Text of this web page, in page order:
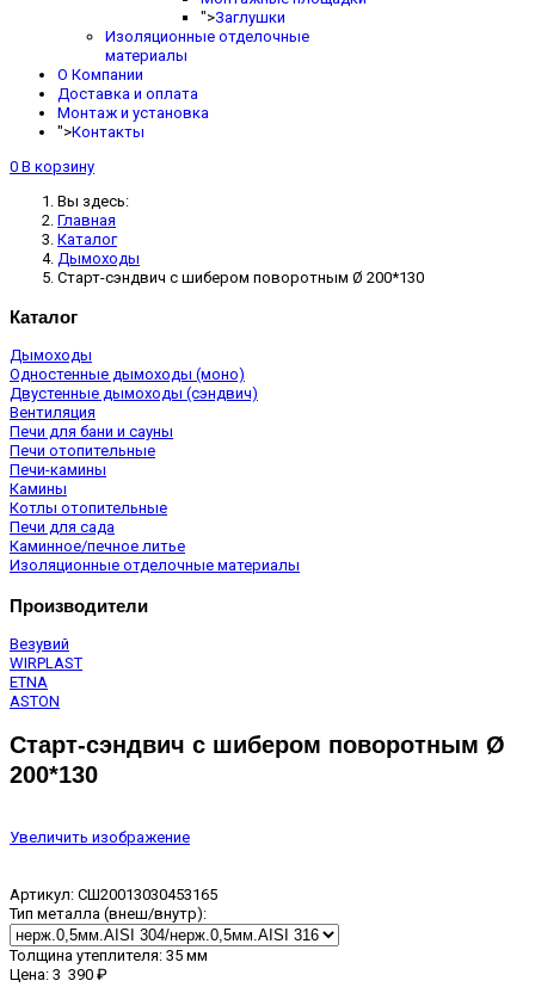
">Заглушки
Изоляционные отделочные
материалы
О Компании
Доставка и оплата
Монтаж и установка
">Контакты
0 В корзину
Вы здесь:
Главная
Каталог
Дымоходы
Старт-сэндвич c шибером поворотным Ø 200*130
Каталог
Дымоходы
Одностенные дымоходы (моно)
Двустенные дымоходы (сэндвич)
Вентиляция
Печи для бани и сауны
Печи отопительные
Печи-камины
Камины
Котлы отопительные
Печи для сада
Каминное/печное литье
Изоляционные отделочные материалы
Производители
Везувий
WIRPLAST
ETNA
ASTON
Старт-сэндвич c шибером поворотным Ø
200*130
Увеличить изображение
Артикул: СШ20013030453165
Тип металла (внеш/внутр):
Толщина утеплителя: 35 мм
Цена: 3 390 ₽